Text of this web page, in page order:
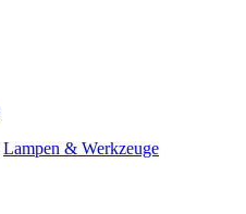
Lampen & Werkzeuge